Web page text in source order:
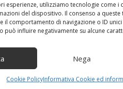
esperienze, utilizziamo tecnologie come i
del dispositivo. Il consenso a
il comportamento di navigazione o ID
può influire negativamente su alcune
Nega
Cookie PolicyInformativa Cookie ed